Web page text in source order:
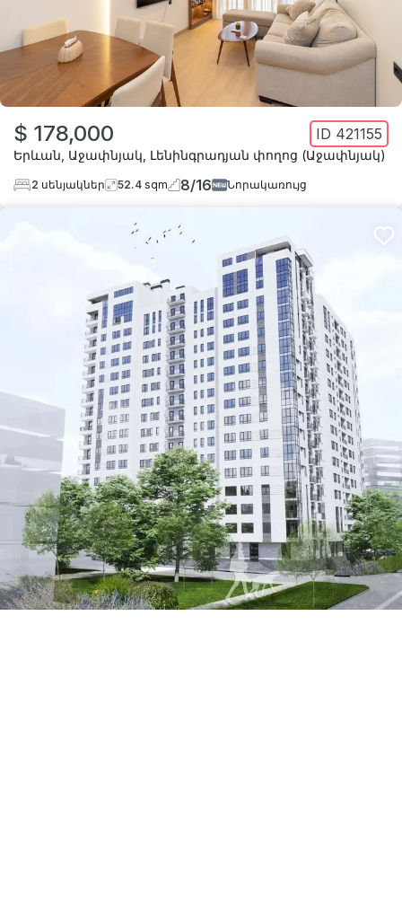
$ 178,000 ID 421155
Երևան Աջափնյակ Լենինգրադյան փողոց (Աջափնյակ)
2 սենյակներ 52.4 sqm 8/16 Նորակառույց